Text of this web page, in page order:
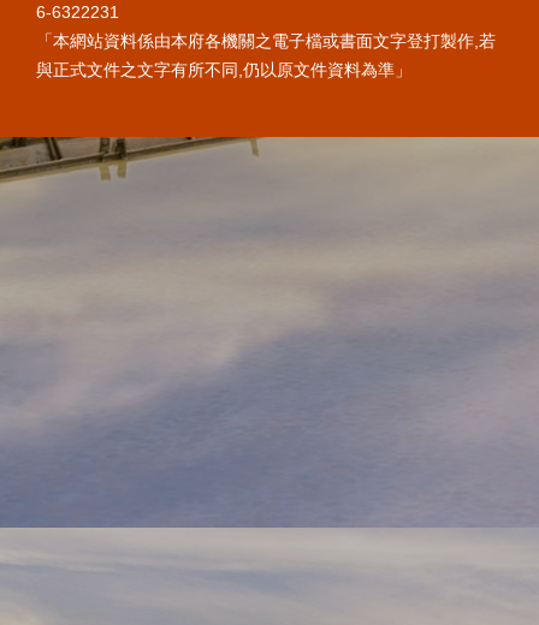
6-6322231
「本網站資料係由本府各機關之電子檔或書面文字登打製作,若
與正式文件之文字有所不同,仍以原文件資料為準」